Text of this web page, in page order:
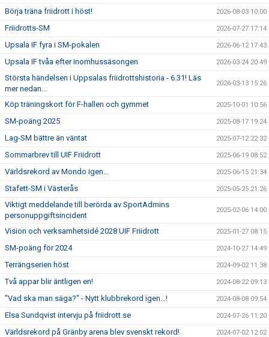
STATISTIK
Börja träna friidrott i höst! 2026-08-03 10:00
Friidrotts-SM 2026-07-27 17:14
Upsala IF fyra i SM-pokalen 2026-06-12 17:43
Upsala IF tvåa efter inomhussäsongen 2026-03-24 20:49
Största händelsen i Uppsalas friidrottshistoria - 6.31! Läs
mer nedan...
2026-03-13 15:26
Köp träningskort för F-hallen och gymmet 2025-10-01 10:56
SM-poäng 2025 2025-08-17 19:24
Lag-SM bättre än väntat 2025-07-12 22:32
Sommarbrev till UIF Friidrott 2025-06-19 08:52
Världsrekord av Mondo igen... 2025-06-15 21:34
Stafett-SM i Västerås 2025-05-25 21:26
Viktigt meddelande till berörda av SportAdmins
personuppgiftsincident
2025-02-06 14:00
Vision och verksamhetsidé 2028 UIF Friidrott 2025-01-27 08:15
SM-poäng för 2024 2024-10-27 14:49
Terrängserien höst 2024-09-02 11:38
Två appar blir äntligen en! 2024-08-22 09:13
"Vad ska man säga?" - Nytt klubbrekord igen...! 2024-08-08 09:54
Elsa Sundqvist intervju på friidrott.se 2024-07-26 11:20
Världsrekord på Gränby arena blev svenskt rekord! 2024-07-02 12:02